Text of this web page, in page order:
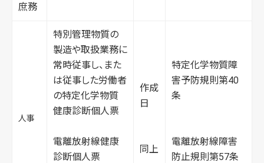
庶務
人事
特別管理物質の
製造や取扱業務に
常時従事し、また
は従事した労働者
の特定化学物質
健康診断個人票
電離放射線健康
診断個人票
作成
日
同上
特定化学物質障
害予防規則第40
条
電離放射線障害
防止規則第57条